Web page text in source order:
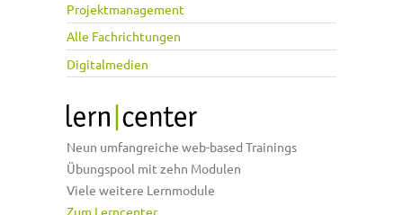
Projektmanagement
Alle Fachrichtungen
Digitalmedien
Neun umfangreiche web-based Trainings
Übungspool mit zehn Modulen
Viele weitere Lernmodule
Zum Lerncenter